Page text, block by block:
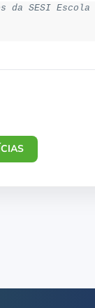
da SESI Escola